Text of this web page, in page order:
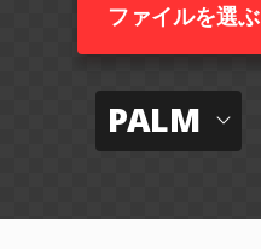
ファイルを選ぶ
PALM